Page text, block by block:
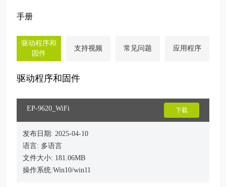
手册
驱动程序和
固件
支持视频 常见问题 应用程序
驱动程序和固件
EP-9620_WiFi 下载
发布日期: 2025-04-10
语言: 多语言
文件大小: 181.06MB
操作系统:Win10/win11